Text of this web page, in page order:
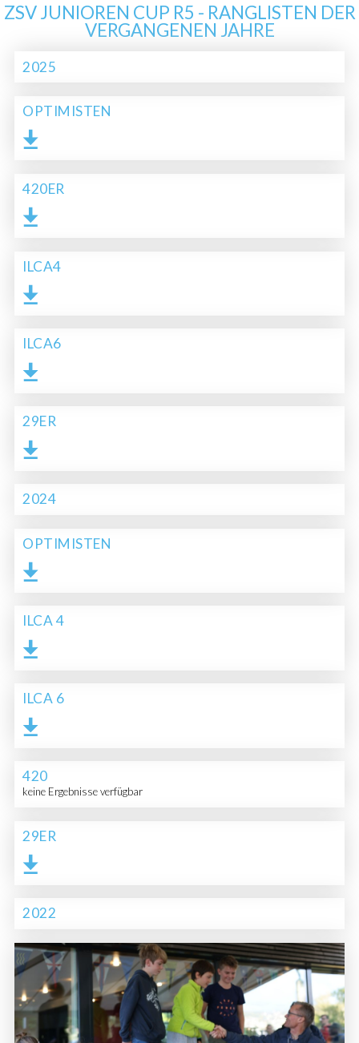
ZSV JUNIOREN CUP R5 - RANGLISTEN DER
VERGANGENEN JAHRE
2025
OPTIMISTEN
420ER
ILCA4
ILCA6
29ER
2024
OPTIMISTEN
ILCA 4
ILCA 6
420
keine Ergebnisse verfügbar
29ER
2022